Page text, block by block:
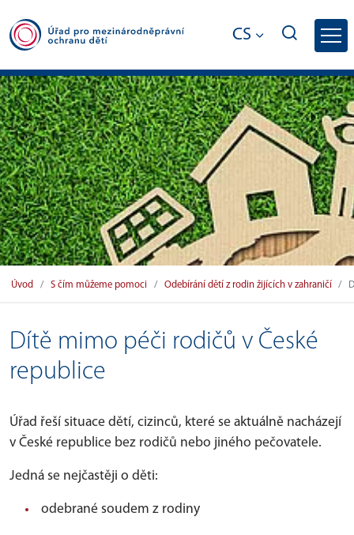
CS
Dítě mimo péči rodičů v České
Úvod S čím můžeme pomoci Odebírání dětí z rodin žijících v zahraničí
Dítě mimo péči rodičů v České
republice
Úřad řeší situace dětí, cizinců, které se aktuálně nacházejí
v České republice bez rodičů nebo jiného pečovatele.
Jedná se nejčastěji o děti:
odebrané soudem z rodiny